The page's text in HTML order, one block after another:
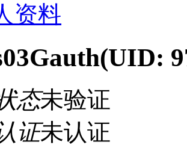
资料
(UID:
态未验证
证未认证